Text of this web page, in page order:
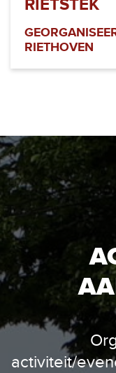
RIETSTEK
RIETHOVEN
activiteit/